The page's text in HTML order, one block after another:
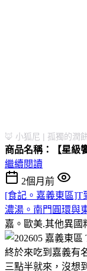
🦊 小狐尼 | 孤獨的潤
商品名稱：【星級
繼續閱讀
2個月前
[食記。嘉義東區]T
濃湯。南門圓環與
嘉。歐美.其他異國
終於來吃到嘉義有
三點半就來，沒想